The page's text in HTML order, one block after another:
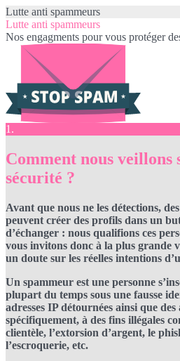
Lutte anti spammeurs
Lutte anti spammeurs
Nos engagments pour vous protéger
1.
Comment nous veillons
sécurité ?
Avant que nous ne les détections,
peuvent créer des profils dans un
d’échanger : nous qualifions ces
vous invitons donc à la plus grande
un doute sur les réelles intentions
Un spammeur est une personne
plupart du temps sous une fausse
adresses IP détournées ainsi que des
spécifiquement, à des fins illégales
clientèle, l’extorsion d’argent, le
l’escroquerie, etc.